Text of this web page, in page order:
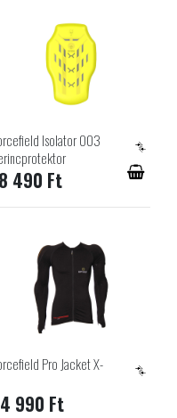
Isolator 003
490 Ft
Pro Jacket X-
990 Ft